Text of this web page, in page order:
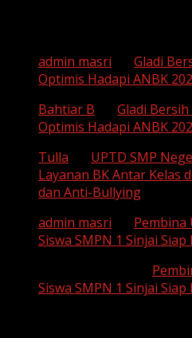
admin masri
Gladi
Optimis Hadapi ANBK
Bahtiar B
Gladi Bersih
Optimis Hadapi ANBK
Tulla
UPTD SMP
Layanan BK Antar Kelas
dan Anti-Bullying
admin masri
Pembina
Siswa SMPN 1 Sinjai
Siswa SMPN 1 Sinjai